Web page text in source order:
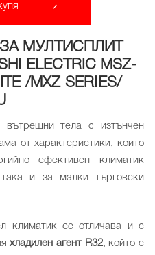
МУЛТИСПЛИТ
ELECTRIC MSZ-
/MXZ SERIES/
вътрешни тела с изтънчен
от характеристики, които
ефективен климатик
и за малки търговски
климатик се отличава и с
хладилен агент R32, който е